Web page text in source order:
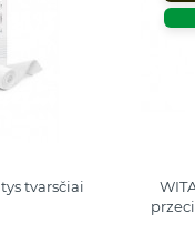
tvarsčiai